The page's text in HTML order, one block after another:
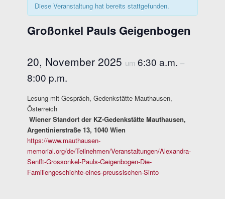
Diese Veranstaltung hat bereits stattgefunden.
Großonkel Pauls Geigenbogen
20, November 2025 um6:30 a.m.–
8:00 p.m.
Lesung mit Gespräch, Gedenkstätte Mauthausen,
Österreich
Wiener Standort der KZ-Gedenkstätte Mauthausen,
Argentinierstraße 13, 1040 Wien
https://www.mauthausen-
memorial.org/de/Teilnehmen/Veranstaltungen/Alexandra-
Senfft-Grossonkel-Pauls-Geigenbogen-Die-
Familiengeschichte-eines-preussischen-Sinto